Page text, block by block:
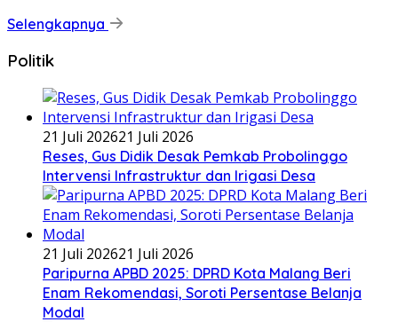
Selengkapnya
Politik
21 Juli 202621 Juli 2026
Reses, Gus Didik Desak Pemkab Probolinggo
Intervensi Infrastruktur dan Irigasi Desa
21 Juli 202621 Juli 2026
Paripurna APBD 2025: DPRD Kota Malang Beri
Enam Rekomendasi, Soroti Persentase Belanja
Modal